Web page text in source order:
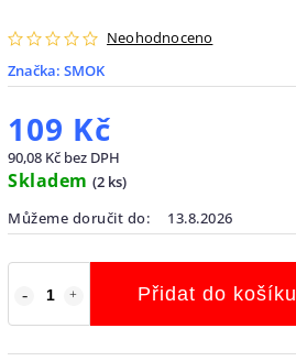
Neohodnoceno
Značka: SMOK
109 Kč
90,08 Kč bez DPH
Skladem (2 ks)
Můžeme doručit do:
13.8.2026
Přidat do košíku